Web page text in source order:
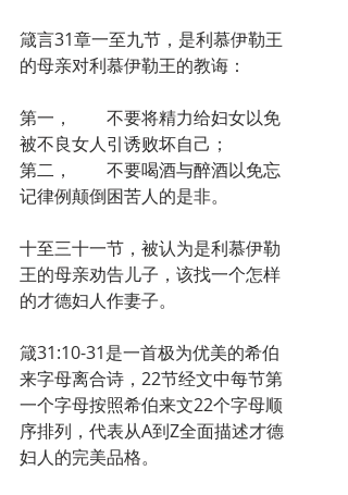
箴言31章一至九节，是利慕伊勒王
的母亲对利慕伊勒王的教诲：
第一，	不要将精力给妇女以免
被不良女人引诱败坏自己；
第二，	不要喝酒与醉酒以免忘
记律例颠倒困苦人的是非。
十至三十一节，被认为是利慕伊勒
王的母亲劝告儿子，该找一个怎样
的才德妇人作妻子。
箴31:10-31是一首极为优美的希伯
来字母离合诗，22节经文中每节第
一个字母按照希伯来文22个字母顺
序排列，代表从A到Z全面描述才德
妇人的完美品格。